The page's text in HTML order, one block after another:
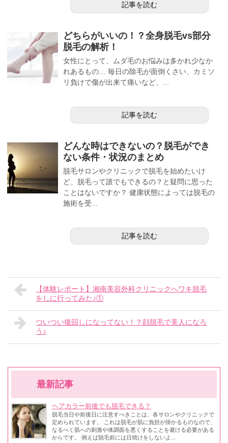
記事を読む
どちらがいいの！？全身脱毛vs部分
脱毛の解析！
女性にとって、ムダ毛のお悩みは多かれ少なか
れあるもの… 毎日の除毛が面倒くさい、カミソ
リ負けで傷が出来て痛いなど、...
記事を読む
どんな時はできないの？脱毛ができ
ない条件・状況のまとめ
脱毛サロンやクリニックで脱毛を始めたいけ
ど、脱毛って誰でもできるの？と疑問に思った
ことはないですか？ 健康状態によっては脱毛の
施術を受...
記事を読む
【体験レポート】湘南美容外科クリニックへワキ脱毛
をしに行ってみた♪①
ついつい後回しになってない！？顔脱毛で美人になろ
う♪
最新記事
ヘアカラー前後でも脱毛できる？
脱毛当日や前後日に注意すべきことは、各サロンやクリニックで
定められています。 これは脱毛が肌に負担が掛かるものなので、
なるべく肌への刺激や体調面を悪くすることを避ける必要がある
からです。 例えば脱毛前には日焼けをしないよ...